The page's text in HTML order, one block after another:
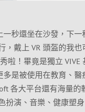
秒還坐在沙發，下
戴上 VR 頭盔的我
啦！畢竟是獨立
是被使用在教育、
各大平台還有海量
扮演、音樂、健康塑